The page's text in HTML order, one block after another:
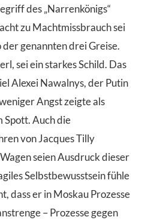
des „Narrenkönigs“
zu Machtmissbrauch sei
der genannten drei Greise.
sei ein starkes Schild. Das
Alexei Nawalnys, der Putin
Angst zeigte als
Spott. Auch die
von Jacques Tilly
seien Ausdruck dieser
Selbstbewusstsein fühle
dass er in Moskau Prozesse
– Prozesse gegen